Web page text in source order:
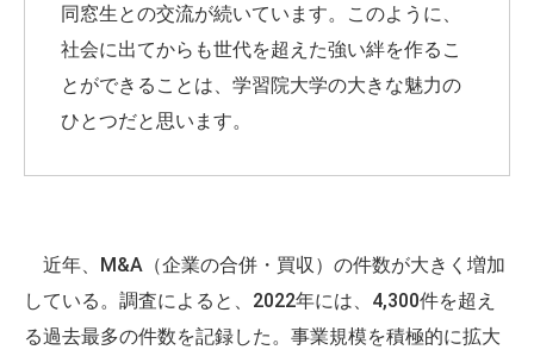
同窓生との交流が続いています。このように、
社会に出てからも世代を超えた強い絆を作るこ
とができることは、学習院大学の大きな魅力の
ひとつだと思います。
近年、M&A（企業の合併・買収）の件数が大きく増加
している。調査によると、2022年には、4,300件を超え
る過去最多の件数を記録した。事業規模を積極的に拡大